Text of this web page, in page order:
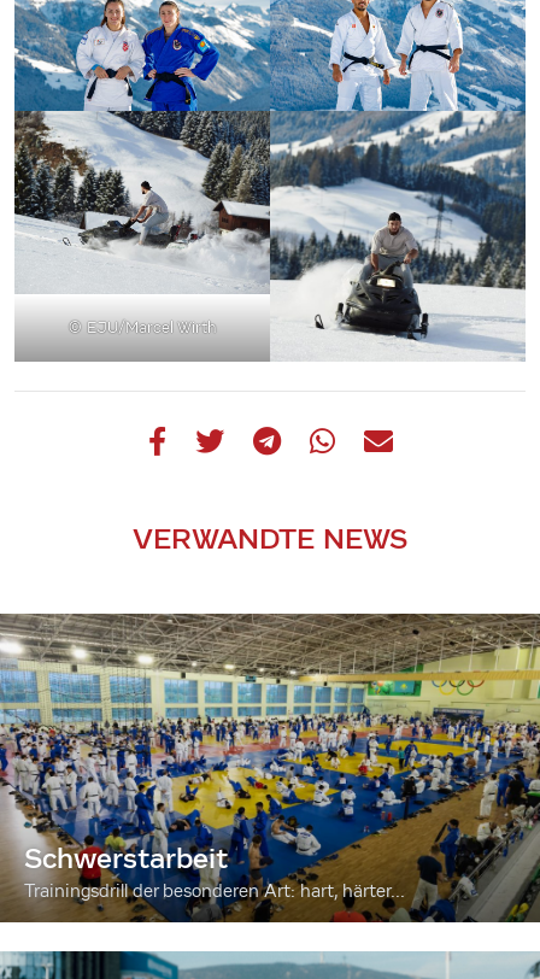
© EJU/Marcel Wirth
VERWANDTE NEWS
Schwerstarbeit
Trainingsdrill der besonderen Art: hart, härter...